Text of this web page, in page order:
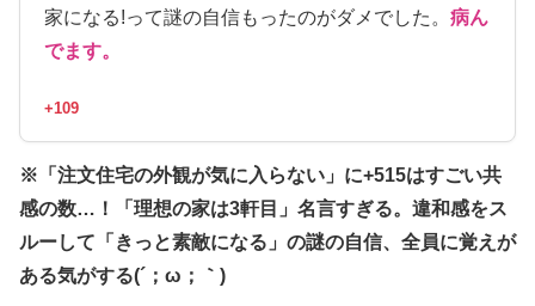
家になる!って謎の自信もったのがダメでした。 病ん
でます。
+109
※「注文住宅の外観が気に入らない」に+515はすごい共
感の数…！「理想の家は3軒目」名言すぎる。違和感をス
ルーして「きっと素敵になる」の謎の自信、全員に覚えが
ある気がする(´；ω；｀)